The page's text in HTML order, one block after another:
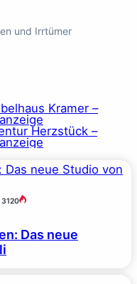
und Irrtümer
3120
Das neue